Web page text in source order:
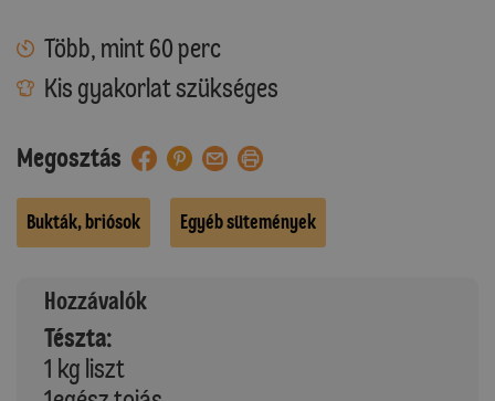
Több, mint 60 perc
Kis gyakorlat szükséges
Megosztás
Bukták, briósok Egyéb sütemények
Hozzávalók
Tészta:
1 kg liszt